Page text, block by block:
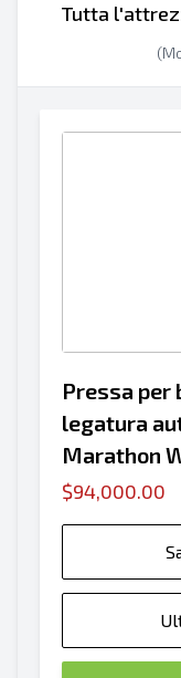
Tutta
Pressa per
legatura
Marathon
$94,000.00